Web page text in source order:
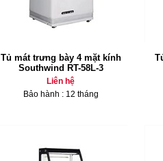
Tủ mát trưng bày 4 mặt kính
Southwind RT-58L-3
Liên hệ
Bảo hành : 12 tháng